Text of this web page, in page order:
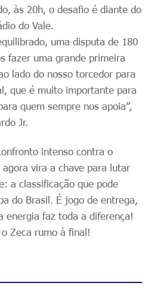
às 20h, o desafio é diante do
do Vale.
uma disputa de 180
fazer uma grande primeira
lado do nosso torcedor para
que é muito importante para
quem sempre nos apoia”,
Jr.
intenso contra o
vira a chave para lutar
a classificação que pode
do Brasil. É jogo de entrega,
energia faz toda a diferença!
Zeca rumo à final!